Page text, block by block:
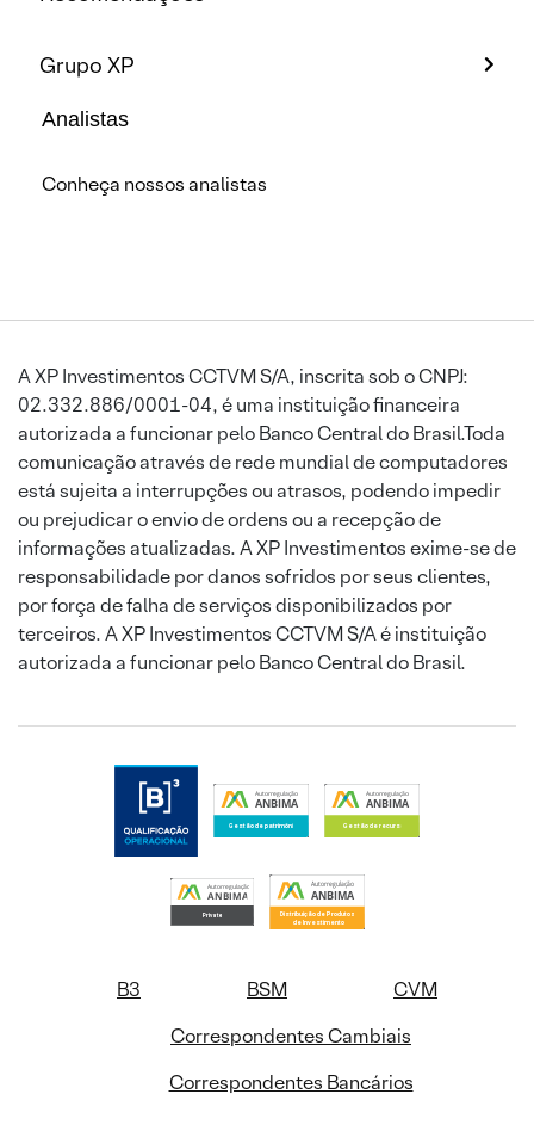
Grupo XP
Analistas
Conheça nossos analistas
A XP Investimentos CCTVM S/A, inscrita sob o CNPJ:
02.332.886/0001-04, é uma instituição financeira
autorizada a funcionar pelo Banco Central do Brasil.Toda
comunicação através de rede mundial de computadores
está sujeita a interrupções ou atrasos, podendo impedir
ou prejudicar o envio de ordens ou a recepção de
informações atualizadas. A XP Investimentos exime-se de
responsabilidade por danos sofridos por seus clientes,
por força de falha de serviços disponibilizados por
terceiros. A XP Investimentos CCTVM S/A é instituição
autorizada a funcionar pelo Banco Central do Brasil.
B3 BSM
CVM
Correspondentes Cambiais
Correspondentes Bancários